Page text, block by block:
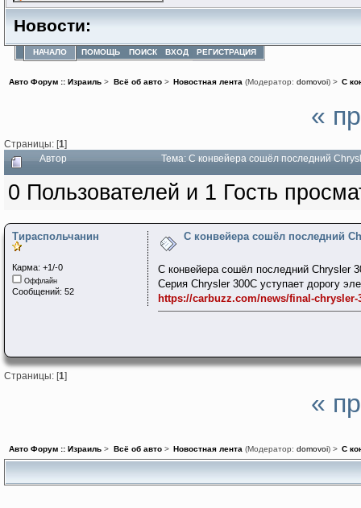
Новости:
НАЧАЛО ПОМОЩЬ ПОИСК ВХОД РЕГИСТРАЦИЯ
Авто Форум :: Израиль > Всё об авто> Новостная лента(Модератор: domovoi) > С
«
Страницы: [1]
Автор Тема: С конвейера сошёл последний
0 Пользователей и 1 Гость
Тираспольчанин
Карма: +1/-0
Оффлайн
Сообщений: 52
С конвейера сошёл последний
С конвейера сошёл последний Chrysler
Серия Chrysler 300C уступает дорогу
https://carbuzz.com/news/final-
Страницы: [1]
«
Авто Форум :: Израиль > Всё об авто> Новостная лента (Модератор: domovoi) > С